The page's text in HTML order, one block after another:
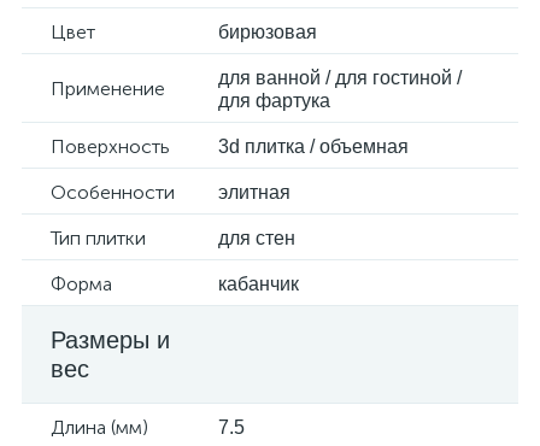
Цвет бирюзовая
Применение
для ванной / для гостиной /
для фартука
Поверхность 3d плитка / объемная
Особенности элитная
Тип плитки для стен
Форма кабанчик
Размеры и
вес
Длина (мм) 7.5